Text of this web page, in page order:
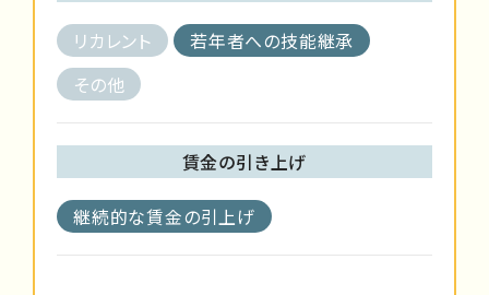
リカレント
若年者への技能継承
その他
賃金の引き上げ
継続的な賃金の引上げ